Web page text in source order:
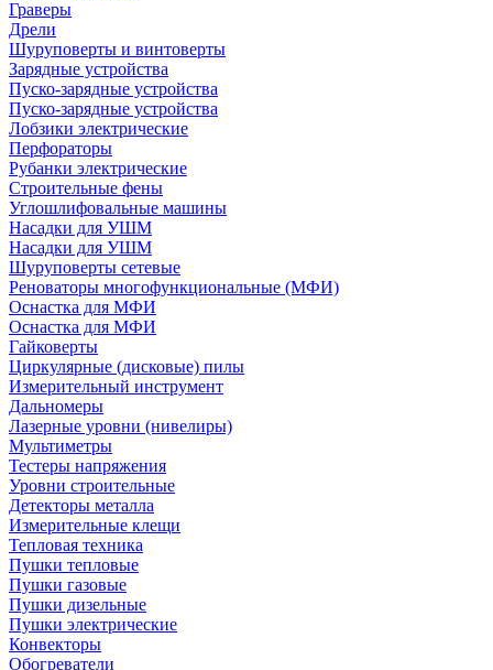
Граверы
Дрели
Шуруповерты и винтоверты
Зарядные устройства
Пуско-зарядные устройства
Пуско-зарядные устройства
Лобзики электрические
Перфораторы
Рубанки электрические
Строительные фены
Углошлифовальные машины
Насадки для УШМ
Насадки для УШМ
Шуруповерты сетевые
Реноваторы многофункциональные (МФИ)
Оснастка для МФИ
Оснастка для МФИ
Гайковерты
Циркулярные (дисковые) пилы
Измерительный инструмент
Дальномеры
Лазерные уровни (нивелиры)
Мультиметры
Тестеры напряжения
Уровни строительные
Детекторы металла
Измерительные клещи
Тепловая техника
Пушки тепловые
Пушки газовые
Пушки дизельные
Пушки электрические
Конвекторы
Обогреватели